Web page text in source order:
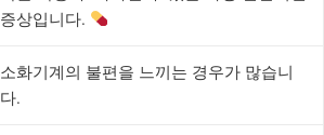
증상입니다.
소화기계의 불편을 느끼는 경우가 많습니
다.